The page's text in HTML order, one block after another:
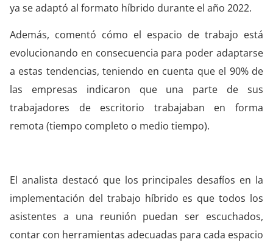
ya se adaptó al formato híbrido durante el año 2022.
Además, comentó cómo el espacio de trabajo está
evolucionando en consecuencia para poder adaptarse
a estas tendencias, teniendo en cuenta que el 90% de
las empresas indicaron que una parte de sus
trabajadores de escritorio trabajaban en forma
remota (tiempo completo o medio tiempo).
El analista destacó que los principales desafíos en la
implementación del trabajo híbrido es que todos los
asistentes a una reunión puedan ser escuchados,
contar con herramientas adecuadas para cada espacio